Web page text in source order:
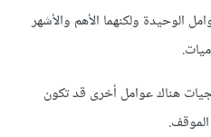
الوحيدة ولكنهما الأهم والأشهر
هناك عوامل أخرى قد تكون